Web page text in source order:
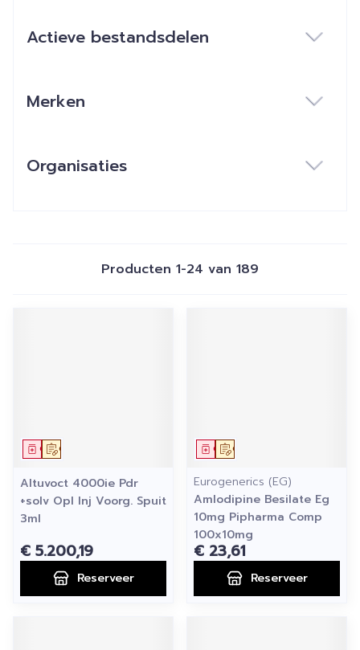
Actieve bestandsdelen
Merken
Organisaties
Producten 1-24 van 189
Op voorschrift
Geneesmiddel
Altuvoct 4000ie Pdr
+solv Opl Inj Voorg. Spuit
3ml
€ 5.200,19
Reserveer
Op voorschrift
Geneesmiddel
Eurogenerics (EG)
Amlodipine Besilate Eg
10mg Pipharma Comp
100x10mg
€ 23,61
Reserveer